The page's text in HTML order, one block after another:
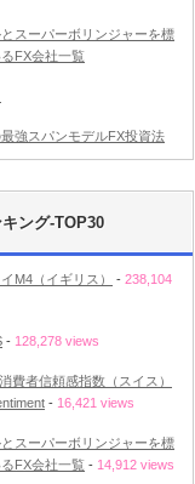
スーパーボリンジャーを標
FX会社一覧
強スパンモデルFX投資法
ング-TOP30
M4（イギリス） - 238,104
- 128,278 views
費者信頼感指数（スイス）
- 16,421 views
スーパーボリンジャーを標
FX会社一覧 - 14,912 views